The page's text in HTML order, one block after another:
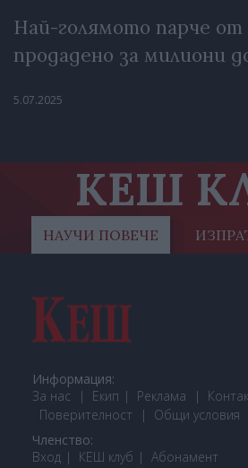
Най-голямото парче
продадено за милиони
5.07.2025
КЕШ
НАУЧИ ПОВЕЧЕ
Информация:
За нас
Екип Реклама
Поверителност
Общи условия
Членство:
Вход
КЕШ клуб Абонамент